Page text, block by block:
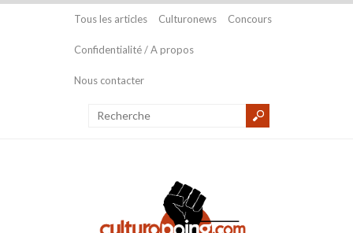
Tous les articles Culturonews Concours
Confidentialité / A propos
Nous contacter